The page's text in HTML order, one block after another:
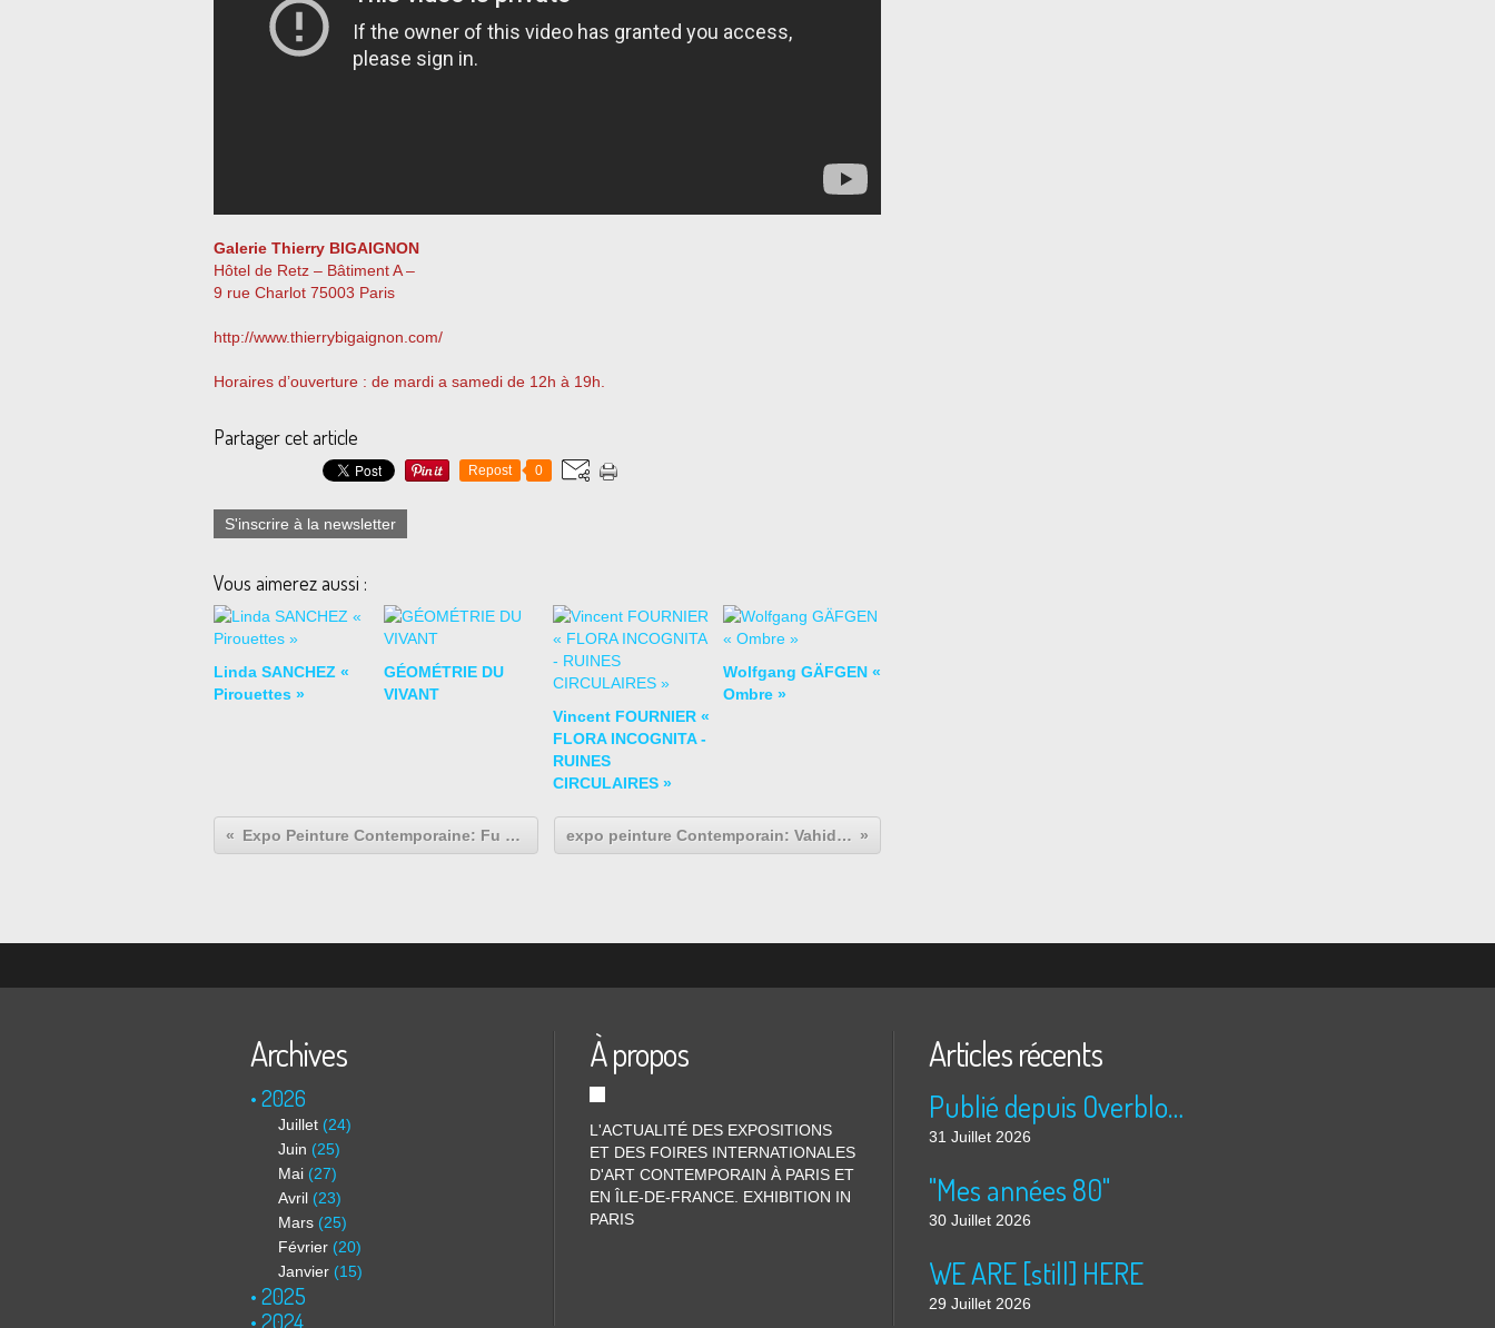
Galerie Thierry BIGAIGNON
Hôtel de Retz – Bâtiment A –
9 rue Charlot 75003 Paris
http://www.thierrybigaignon.com/
Horaires d’ouverture : de mardi a samedi de 12h à 19h.
Partager cet article
Repost 0
S'inscrire à la newsletter
Vous aimerez aussi :
Linda SANCHEZ «
Pirouettes »
GÉOMÉTRIE DU
VIVANT
Vincent FOURNIER «
FLORA INCOGNITA -
RUINES
CIRCULAIRES »
Wolfgang GÄFGEN «
Ombre »
Expo Peinture Contemporaine: Fu SITE « Disruped Narrative » expo peinture Contemporain: Vahid CHAMANI « Amino Acids »
Archives
2026
Juillet (24)
Juin (25)
Mai (27)
Avril (23)
Mars (25)
Février (20)
Janvier (15)
2025
2024
À propos
L'ACTUALITÉ DES EXPOSITIONS
ET DES FOIRES INTERNATIONALES
D'ART CONTEMPORAIN À PARIS ET
EN ÎLE-DE-FRANCE. EXHIBITION IN
PARIS
Articles récents
Publié depuis Overblog et Facebook
31 Juillet 2026
"Mes années 80"
30 Juillet 2026
WE ARE [still] HERE
29 Juillet 2026